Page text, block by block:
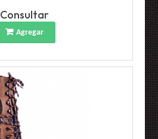
Consultar
Agregar